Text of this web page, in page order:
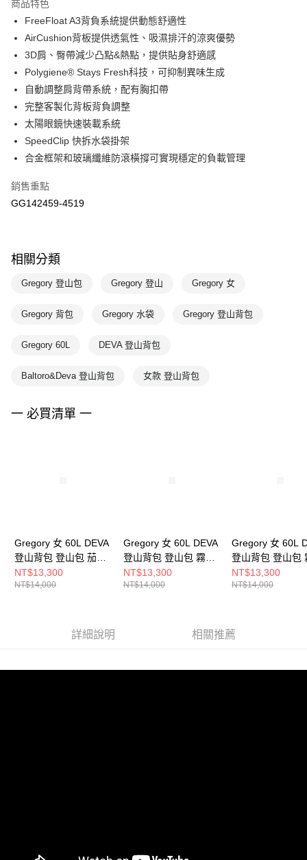
宅配-本島
每筆NT$100，滿NT$1,500(含以上)免運費
商品特色
FreeFloat A3背負系統提供動態舒適性
AirCushion背板提供透氣性、吸濕排汗的涼爽優勢
3D肩、臀帶減少凸點&熱點，提供貼身舒適感
Polygiene® Stays Fresh科技，可抑制異味生成
自動調整肩背帶系統，配有胸扣帶
完整客製化背板背負調整
太陽眼鏡快速裝載系統
SpeedClip 快拆水袋掛架
合金框架和玻璃纖維防滾橫撐可實現穩定的負載管理
銷售重點
GG142459-4519
相關分類
Gregory 登山包 Gregory 登山 Gregory 女
Gregory 背包 Gregory 水袋 Gregory 登山背包
Gregory 60L DEVA 登山背包
Baltoro&Deva 登山背包 女款 登山背包
一 必買清單 一
Gregory 女 60L DEVA
登山背包 登山包 茄子
色， S
NT$13,300
NT$14,000
Gregory 女 60L DEVA
登山背包 登山包 霧
灰， XS
NT$13,300
NT$14,000
Gregory 女 60L
登山背包 登山包
灰， S
NT$13,300
NT$14,000
詳細說明 相關推薦